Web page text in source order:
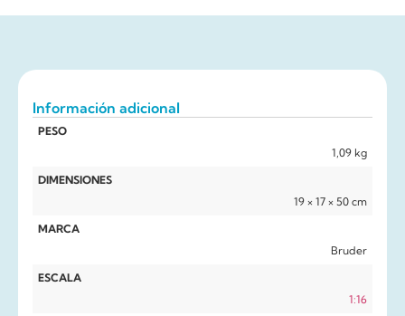
Información adicional
PESO
1,09 kg
DIMENSIONES
19 × 17 × 50 cm
MARCA
Bruder
ESCALA
1:16